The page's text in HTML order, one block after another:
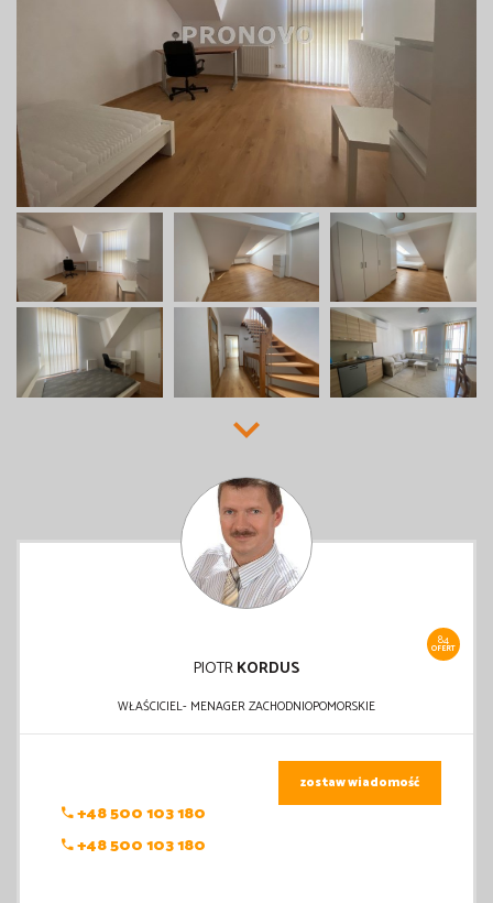
84
OFERT
PIOTRKORDUS
WŁAŚCICIEL- MENAGER ZACHODNIOPOMORSKIE
+48 500 103 180
+48 500 103 180
zostaw wiadomość